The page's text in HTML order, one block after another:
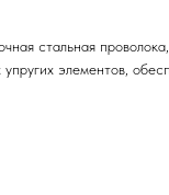
стальная
элементов,